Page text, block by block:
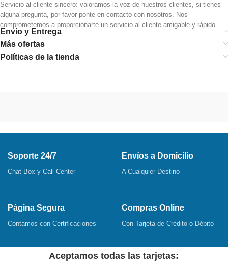
Servicio al cliente sincero: valoramos la voz de nuestros clientes, si tienes
alguna pregunta, por favor ponte en contacto con nosotros. Nos
comprometemos a proporcionarte un servicio al cliente amigable y rápido.
Envío y Entrega
Más ofertas
Políticas de la tienda
Soporte 24/7
Chat Box y Call Center
Envíos a Domicilio
A Cualquier Destino
Página Segura
Contamos con Certificaciones
Compras Online
Con Tarjeta de Crédito o Débito
Aceptamos todas las tarjetas: